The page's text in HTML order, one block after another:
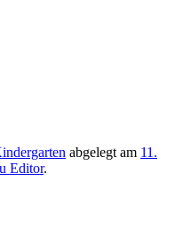
abgelegt am 11.
Editor.